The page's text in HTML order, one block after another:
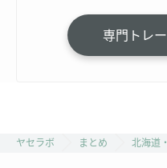
専門トレ
ヤセラボ まとめ 北海道